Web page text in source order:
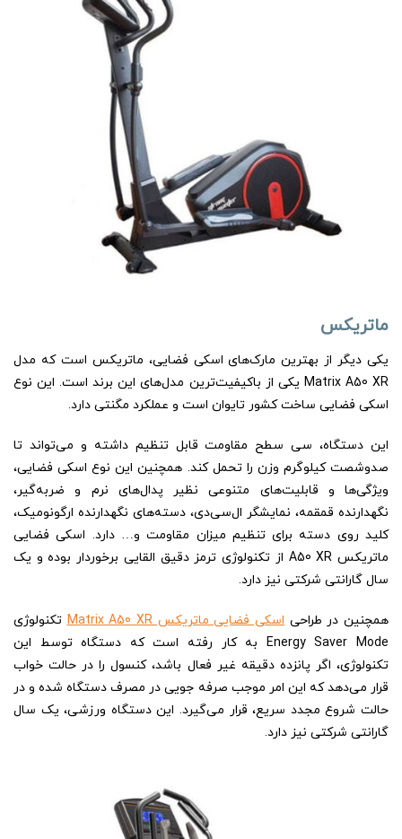
ماتریکس
یکی دیگر از بهترین مارک‌های اسکی فضایی، ماتریکس است که مدل
Matrix A50 XR یکی از باکیفیت‌ترین مدل‌های این برند است. این نوع
اسکی فضایی ساخت کشور تایوان است و عملکرد مگنتی دارد.
این دستگاه، سی سطح مقاومت قابل تنظیم داشته و می‌تواند تا
صدوشصت کیلوگرم وزن را تحمل کند. همچنین این نوع اسکی فضایی،
ویژگی‌ها و قابلیت‌های متنوعی نظیر پدال‌های نرم و ضربه‌گیر،
نگهدارنده قمقمه، نمایشگر ال‌سی‌دی، دسته‌های نگهدارنده ارگونومیک،
کلید روی دسته برای تنظیم میزان مقاومت و… دارد. اسکی فضایی
ماتریکس A50 XR از تکنولوژی ترمز دقیق القایی برخوردار بوده و یک
سال گارانتی شرکتی نیز دارد.
همچنین در طراحی اسکی فضایی ماتریکس Matrix A50 XR
تکنولوژی
Energy Saver Mode به کار رفته است که دستگاه توسط این
تکنولوژی، اگر پانزده دقیقه غیر فعال باشد، کنسول را در حالت خواب
قرار می‌دهد که این امر موجب صرفه جویی در مصرف دستگاه شده و در
حالت شروع مجدد سریع، قرار می‌گیرد. این دستگاه ورزشی، یک سال
گارانتی شرکتی نیز دارد.